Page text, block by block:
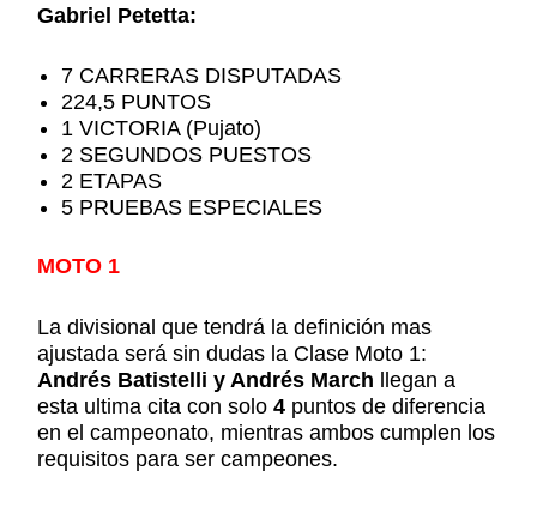
Gabriel Petetta:
7 CARRERAS DISPUTADAS
224,5 PUNTOS
1 VICTORIA (Pujato)
2 SEGUNDOS PUESTOS
2 ETAPAS
5 PRUEBAS ESPECIALES
MOTO 1
La divisional que tendrá la definición mas
ajustada será sin dudas la Clase Moto 1:
Andrés Batistelli y Andrés March llegan a
esta ultima cita con solo4 puntos de diferencia
en el campeonato, mientras ambos cumplen los
requisitos para ser campeones.